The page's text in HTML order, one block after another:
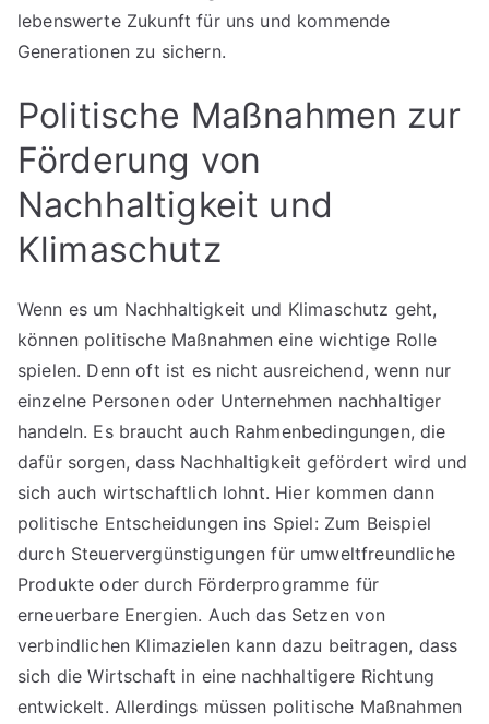
lebenswerte Zukunft für uns und kommende
Generationen zu sichern.
Politische Maßnahmen zur
Förderung von
Nachhaltigkeit und
Klimaschutz
Wenn es um Nachhaltigkeit und Klimaschutz geht,
können politische Maßnahmen eine wichtige Rolle
spielen. Denn oft ist es nicht ausreichend, wenn nur
einzelne Personen oder Unternehmen nachhaltiger
handeln. Es braucht auch Rahmenbedingungen, die
dafür sorgen, dass Nachhaltigkeit gefördert wird und
sich auch wirtschaftlich lohnt. Hier kommen dann
politische Entscheidungen ins Spiel: Zum Beispiel
durch Steuervergünstigungen für umweltfreundliche
Produkte oder durch Förderprogramme für
erneuerbare Energien. Auch das Setzen von
verbindlichen Klimazielen kann dazu beitragen, dass
sich die Wirtschaft in eine nachhaltigere Richtung
entwickelt. Allerdings müssen politische Maßnahmen